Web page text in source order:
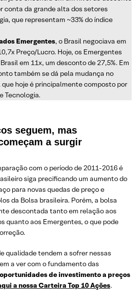
conta da grande alta dos setores
que representam ~33% do índice
Emergentes, o Brasil negociava em
Preço/Lucro. Hoje, os Emergentes
em 11x, um desconto de 27,5%. Em
também se dá pela mudança no
que hoje é principalmente composto por
Tecnologia.
seguem, mas
a surgir
com o período de 2011-2016 é
siga precificando um aumento do
para novas quedas de preço e
da Bolsa brasileira. Porém, a bolsa
descontada tanto em relação aos
quanto aos Emergentes, o que pode
qualidade tendem a sofrer nessas
a ver com o fundamento das
de investimento a preços
a nossa Carteira Top 10 Ações.